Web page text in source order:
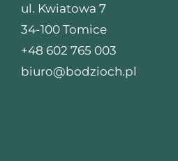
ul. Kwiatowa 7
34-100 Tomice
+48 602 765 003
biuro@bodzioch.pl